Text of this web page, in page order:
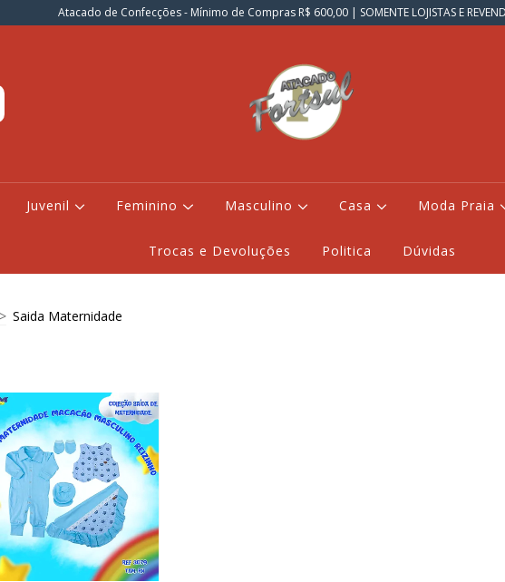
Atacado de Confecções - Mínimo de Compras R$ 600,00 | SOMENTE LOJISTAS E
Juvenil Feminino Masculino Casa Moda Praia
Trocas e Devoluções Politica Dúvidas
> Saida Maternidade